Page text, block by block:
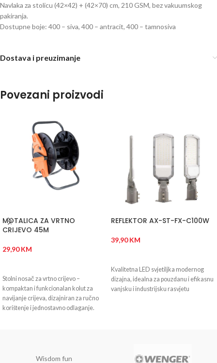
Navlaka za stolicu (42×42) + (42×70) cm, 210 GSM, bez vakuumskog
pakiranja.
Dostupne boje: 400 – siva, 400 – antracit, 400 – tamnosiva
Dostava i preuzimanje
Povezani proizvodi
MOTALICA ZA VRTNO
CRIJEVO 45M
29,90KM
Stolni nosač za vrtno crijevo –
kompaktan i funkcionalan kolut za
navijanje crijeva, dizajniran za ručno
korištenje i jednostavno odlaganje.
REFLEKTOR AX-ST-FX-C100W
39,90KM
Kvalitetna LED svjetiljka modernog
dizajna, idealna za pouzdanu i efikasnu
vanjsku i industrijsku rasvjetu
Wisdom fun